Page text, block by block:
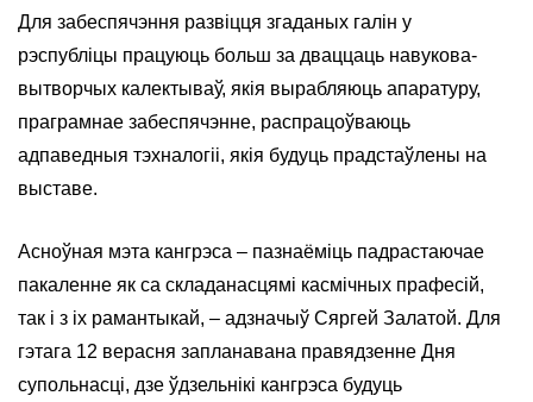
Для забеспячэння развіцця згаданых галін у
рэспубліцы працуюць больш за дваццаць навукова-
вытворчых калектываў, якія вырабляюць апаратуру,
праграмнае забеспячэнне, распрацоўваюць
адпаведныя тэхналогіі, якія будуць прадстаўлены на
выставе.
Асноўная мэта кангрэса – пазнаёміць падрастаючае
пакаленне як са складанасцямі касмічных прафесій,
так і з іх рамантыкай, – адзначыў Сяргей Залатой. Для
гэтага 12 верасня запланавана правядзенне Дня
супольнасці, дзе ўдзельнікі кангрэса будуць